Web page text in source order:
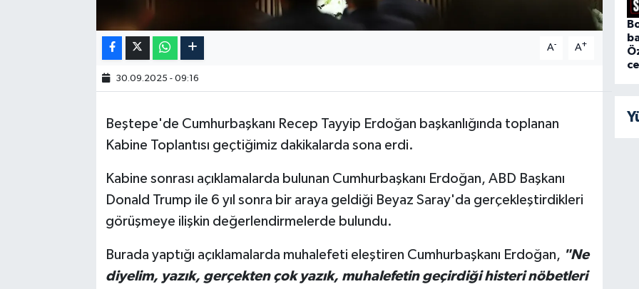
A- A+
30.09.2025 - 09:16
Beştepe'de Cumhurbaşkanı Recep Tayyip Erdoğan başkanlığında toplanan
Kabine Toplantısı geçtiğimiz dakikalarda sona erdi.
Kabine sonrası açıklamalarda bulunan Cumhurbaşkanı Erdoğan, ABD Başkanı
Donald Trump ile 6 yıl sonra bir araya geldiği Beyaz Saray'da gerçekleştirdikleri
görüşmeye ilişkin değerlendirmelerde bulundu.
Burada yaptığı açıklamalarda muhalefeti eleştiren Cumhurbaşkanı Erdoğan, "Ne
diyelim, yazık, gerçekten çok yazık, muhalefetin geçirdiği histeri nöbetleri